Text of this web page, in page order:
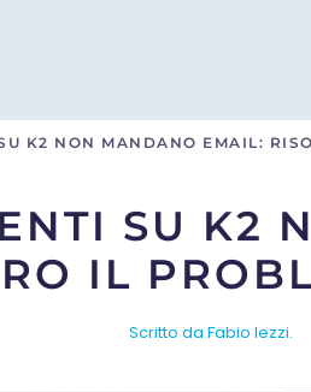
K2 NON MANDANO EMAIL:
SU K2
IL
Scritto da Fabio Iezzi.